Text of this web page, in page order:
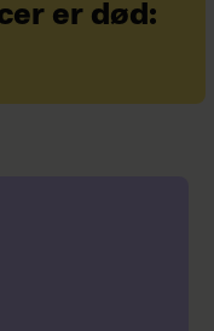
er død: